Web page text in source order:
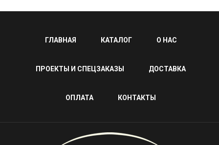
ГЛАВНАЯ КАТАЛОГ О НАС
ПРОЕКТЫ И СПЕЦЗАКАЗЫ ДОСТАВКА
ОПЛАТА КОНТАКТЫ